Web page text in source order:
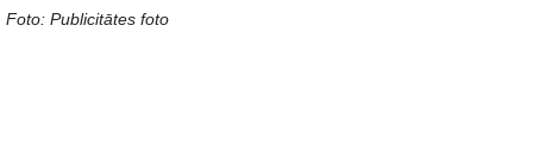
Foto: Publicitātes foto